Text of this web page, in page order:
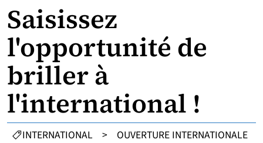
Saisissez
l'opportunité de
briller à
l'international !
CATÉGORIES :
INTERNATIONAL > OUVERTURE INTERNATIONALE